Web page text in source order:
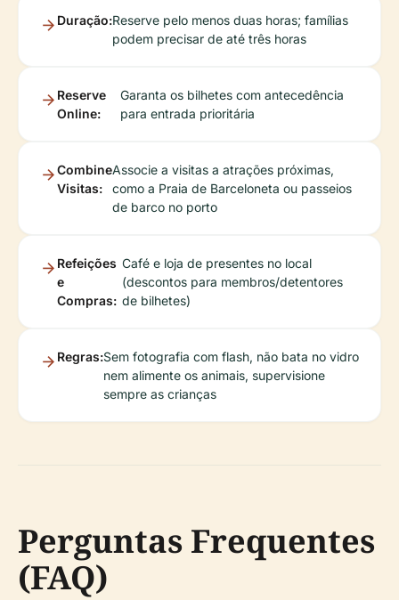
Duração:Reserve pelo menos duas horas; famílias
podem precisar de até três horas
Reserve
Online:
Garanta os bilhetes com antecedência
para entrada prioritária
Combine
Visitas:
Associe a visitas a atrações próximas,
como a Praia de Barceloneta ou passeios
de barco no porto
Refeições
e
Compras:
Café e loja de presentes no local
(descontos para membros/detentores
de bilhetes)
Regras:Sem fotografia com flash, não bata no vidro
nem alimente os animais, supervisione
sempre as crianças
Perguntas Frequentes
(FAQ)